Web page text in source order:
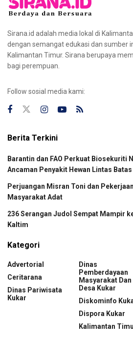
Sirana.id adalah media lokal di
dengan semangat edukasi dan sumber
Kalimantan Timur. Sirana berupaya
bagi perempuan.
Follow sosial media kami:
Berita Terkini
Barantin dan FAO Perkuat Biosekuriti
Ancaman Penyakit Hewan Lintas Batas
Perjuangan Misran Toni dan
Masyarakat Adat
236 Serangan Judol Sempat Mampir
Kaltim
Kategori
Advertorial
Ceritarana
Dinas Pariwisata
Kukar
Dinas
Pemberdayaan
Masyarakat Dan
Desa Kukar
Diskominfo
Dispora Kukar
Kalimantan